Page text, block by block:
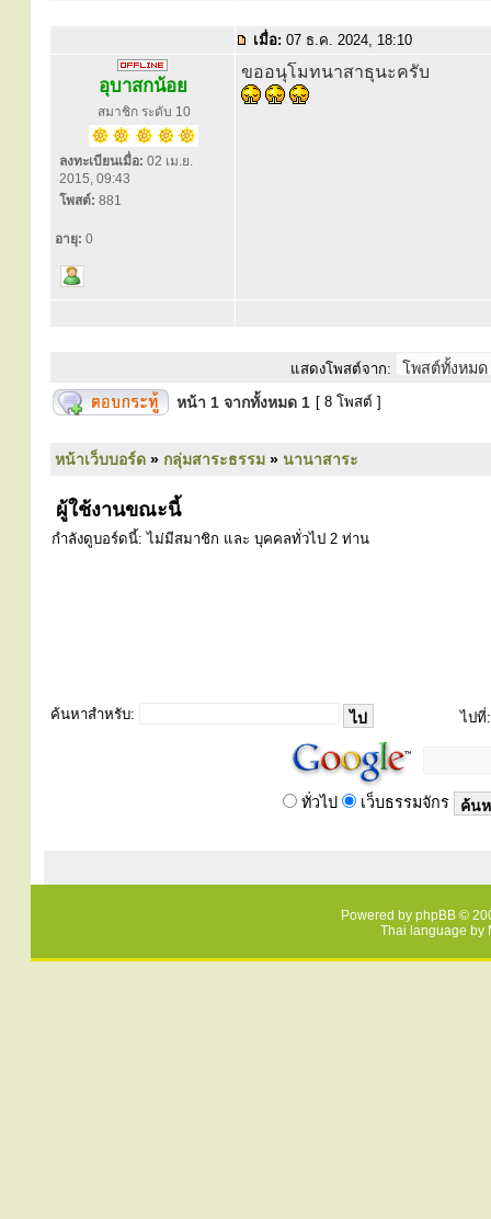
เมื่อ: 07 ธ.ค. 2024, 18:10
อุบาสกน้อย
สมาชิก ระดับ 10
ลงทะเบียนเมื่อ: 02 เม.ย.
2015, 09:43
โพสต์: 881
อายุ: 0
ขออนุโมทนาสาธุนะครับ
แสดงโพสต์จาก:
หน้า 1 จากทั้งหมด 1 [ 8 โพสต์ ]
หน้าเว็บบอร์ด » กลุ่มสาระธรรม » นานาสาระ
ผู้ใช้งานขณะนี้
กำลังดูบอร์ดนี้: ไม่มีสมาชิก และ บุคคลทั่วไป 2 ท่าน
ค้นหาสำหรับ: ไปที่:
ทั่วไป เว็บธรรมจักร
Powered by phpBB ©
Thai language by